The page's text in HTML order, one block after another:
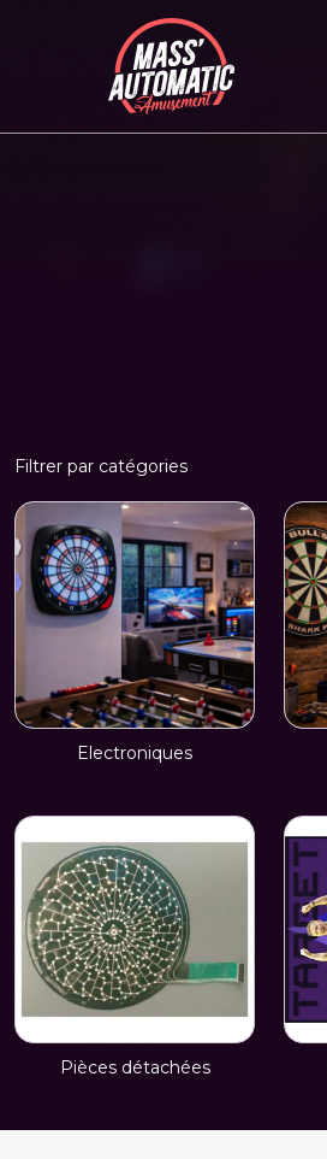
Filtrer par catégories
Electroniques
Pièces détachées